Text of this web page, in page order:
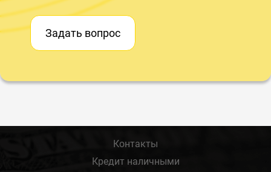
Задать вопрос
Контакты
Кредит наличными